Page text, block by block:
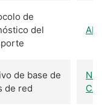
de
del
de base de
de red
NI-